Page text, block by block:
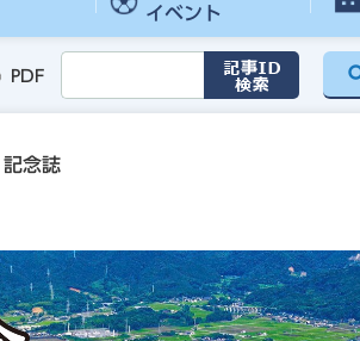
イベント
PDF
念誌